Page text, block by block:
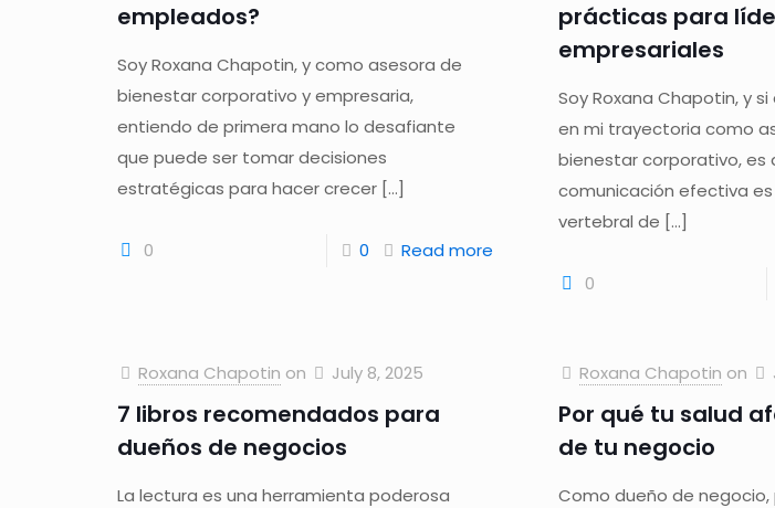
empleados?
Soy Roxana Chapotin, y como asesora de
bienestar corporativo y empresaria,
entiendo de primera mano lo desafiante
que puede ser tomar decisiones
estratégicas para hacer crecer[…]
0 0 Read more
prácticas para
empresariales
Soy Roxana Chapotin, y
en mi trayectoria como
bienestar corporativo, es
comunicación efectiva
vertebral de […]
0
Roxana Chapotin on July 8, 2025
7 libros recomendados para
dueños de negocios
La lectura es una herramienta poderosa
Roxana Chapotin on
Por qué tu salud
de tu negocio
Como dueño de